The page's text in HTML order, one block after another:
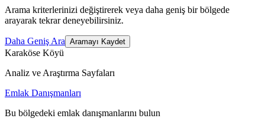
Arama kriterlerinizi değiştirerek veya daha geniş bir bölgede
arayarak tekrar deneyebilirsiniz.
Daha Geniş Ara Aramayı Kaydet
Karaköse Köyü
Analiz ve Araştırma Sayfaları
Emlak Danışmanları
Bu bölgedeki emlak danışmanlarını bulun